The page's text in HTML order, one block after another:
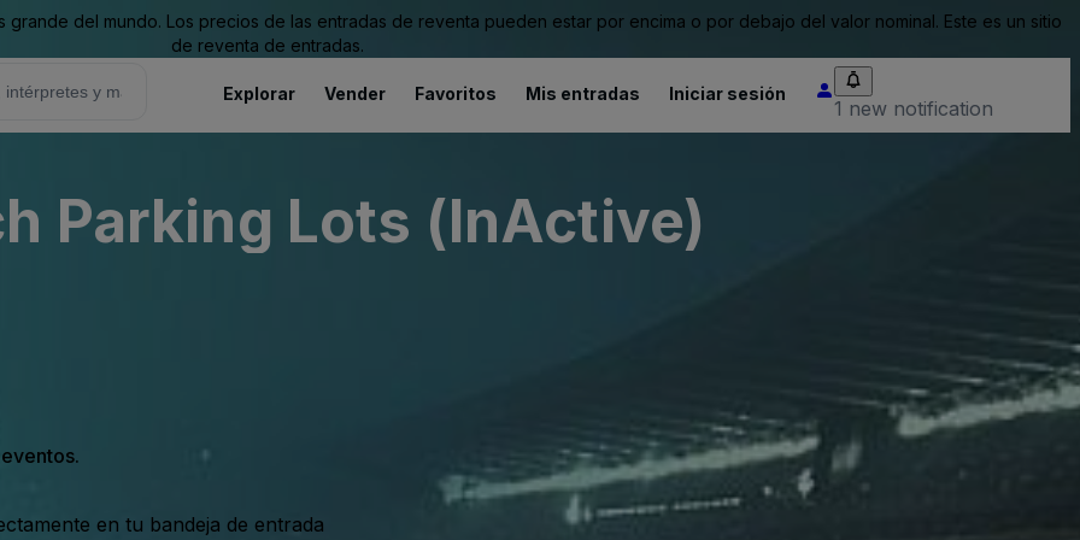
del mundo. Los precios de las entradas de reventa pueden estar por encima o por debajo del valor nominal. Este es un sitio
de reventa de entradas.
Explorar Vender Favoritos Mis entradas Iniciar sesión
1 new notification
Parking Lots (InActive)
en tu bandeja de entrada